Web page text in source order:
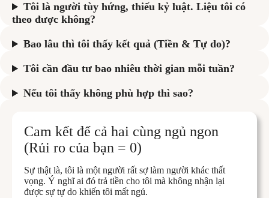
Tôi là người tùy hứng, thiếu kỷ luật. Liệu tôi có
theo được không?
Bao lâu thì tôi thấy kết quả (Tiền & Tự do)?
Tôi cần đầu tư bao nhiêu thời gian mỗi tuần?
Nếu tôi thấy không phù hợp thì sao?
Cam kết để cả hai cùng ngủ ngon
(Rủi ro của bạn = 0)
Sự thật là, tôi là một người rất sợ làm người khác thất
vọng. Ý nghĩ ai đó trả tiền cho tôi mà không nhận lại
được sự tự do khiến tôi mất ngủ.